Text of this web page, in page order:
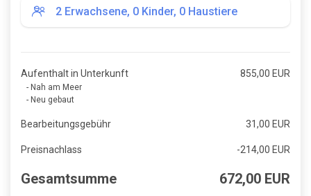
Aufenthalt in Unterkunft
- Nah am Meer
- Neu gebaut
855,00 EUR
Bearbeitungsgebühr 31,00 EUR
Preisnachlass -214,00 EUR
Gesamtsumme 672,00 EUR